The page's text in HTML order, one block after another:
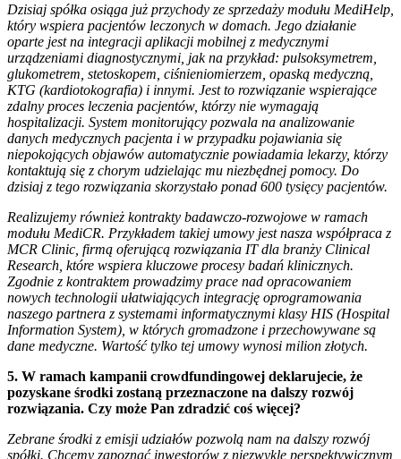
Dzisiaj spółka osiąga już przychody ze sprzedaży modułu MediHelp,
który wspiera pacjentów leczonych w domach. Jego działanie
oparte jest na integracji aplikacji mobilnej z medycznymi
urządzeniami diagnostycznymi, jak na przykład: pulsoksymetrem,
glukometrem, stetoskopem, ciśnieniomierzem, opaską medyczną,
KTG (kardiotokografia) i innymi. Jest to rozwiązanie wspierające
zdalny proces leczenia pacjentów, którzy nie wymagają
hospitalizacji. System monitorujący pozwala na analizowanie
danych medycznych pacjenta i w przypadku pojawiania się
niepokojących objawów automatycznie powiadamia lekarzy, którzy
kontaktują się z chorym udzielając mu niezbędnej pomocy. Do
dzisiaj z tego rozwiązania skorzystało ponad 600 tysięcy pacjentów.
Realizujemy również kontrakty badawczo-rozwojowe w ramach
modułu MediCR. Przykładem takiej umowy jest nasza współpraca z
MCR Clinic, firmą oferującą rozwiązania IT dla branży Clinical
Research, które wspiera kluczowe procesy badań klinicznych.
Zgodnie z kontraktem prowadzimy prace nad opracowaniem
nowych technologii ułatwiających integrację oprogramowania
naszego partnera z systemami informatycznymi klasy HIS (Hospital
Information System), w których gromadzone i przechowywane są
dane medyczne. Wartość tylko tej umowy wynosi milion złotych.
5. W ramach kampanii crowdfundingowej deklarujecie, że
pozyskane środki zostaną przeznaczone na dalszy rozwój
rozwiązania. Czy może Pan zdradzić coś więcej?
Zebrane środki z emisji udziałów pozwolą nam na dalszy rozwój
spółki. Chcemy zapoznać inwestorów z niezwykle perspektywicznym